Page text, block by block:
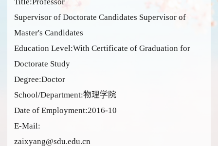
Supervisor of Doctorate Candidates Supervisor of
Master's Candidates
Education Level:With Certificate of Graduation for
Doctorate Study
Degree:Doctor
School/Department:物理学院
Date of Employment:2016-10
E-Mail:
zaixyang@sdu.edu.cn